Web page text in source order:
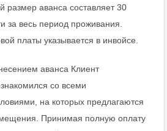
размер аванса составляет 30
за весь период проживания.
платы указывается в инвойсе.
аванса Клиент
со всеми
на которых предлагаются
Принимая полную оплату